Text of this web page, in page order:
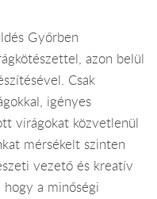
Győrben
azon belül
Csak
igényes
virágokat közvetlenül
mérsékelt szinten
vezető és kreatív
hogy a minőségi